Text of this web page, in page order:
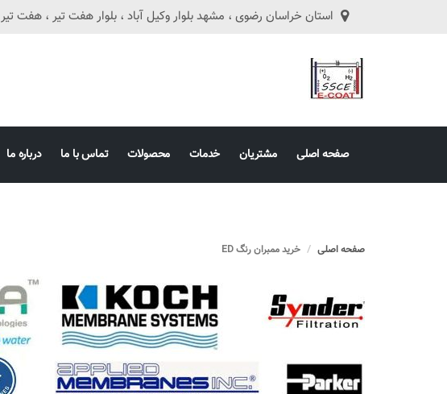
استان خراسان رضوی ، مشهد بلوار وکیل آباد ، بلوار هفت تیر ، هفت تیر 36 پ 16 واحد 8
صفحه اصلی مشتریان خدمات محصولات تماس با ما درباره ما
صفحه اصلی خرید ممبران رنگ ED